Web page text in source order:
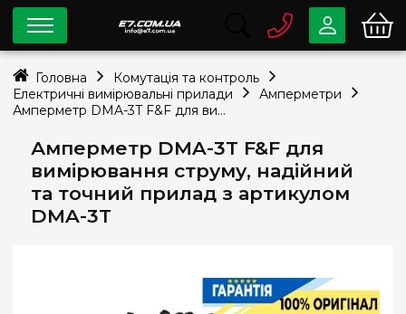
Амперметр DMA-3T F&F для
вимірювання струму, надійний
та точний прилад з артикулом
DMA-3T
0 80033-63-07
info@e7.com.ua
Viber Telegram
Головна
Комутація та контроль
Електричні вимірювальні прилади
Амперметри
Амперметр DMA-3T F&F для вимірювання струму, надійний та точний прилад з артикулом DMA-3T